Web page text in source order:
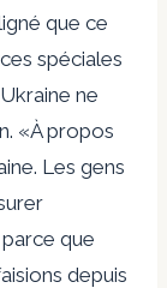
que ce
spéciales
ne
«À propos
Les gens
parce que
depuis